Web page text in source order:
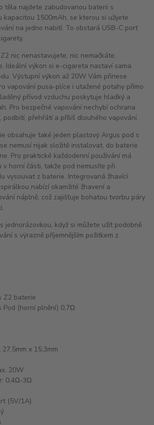
těla najdete zabudovanou baterii s
kapacitou 1500mAh, se kterou si užijete
na jedno nabití. To obstará USB-C port
nic nenastavujete, nic nemačkáte,
Ideální výkon si e-cigareta nastaví sama
Výstupní výkon až 20W Vám přinese
vapování pusa-plíce i utažené potahy přímo
přívod vzduchu poskytuje hladký a
Pro bezpečné vapování nechybí ochrana
podbití, přehřátí a příliš dlouhého vapování.
obsahuje také jeden plastový Argus pod s
nemusí nijak složitě instalovat, do baterie
Pro praktické každodenní používání má
v horní části, takže pod nemusíte při
vysouvat z baterie. Integrovaná žhavící
nabízí okamžité žhavení a
náplně, což zajišťuje bohatou tvorbu páry
jednorázovkou, když si můžete užít podobně
s výrazně příjemnějším požitkem z
Z2 baterie
Pod (horní plnění) 0,7Ω
x 15,3mm
20W
0,4Ω-3Ω
(5V/1A)